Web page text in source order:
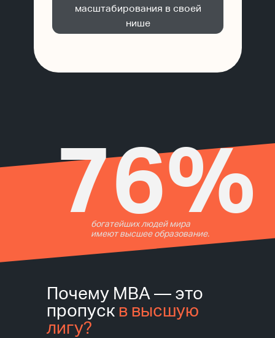
масштабирования в своей
нише
76%
богатейших людей мира
имеют высшее образование.
Почему MBA — это
пропуск в высшую
лигу?